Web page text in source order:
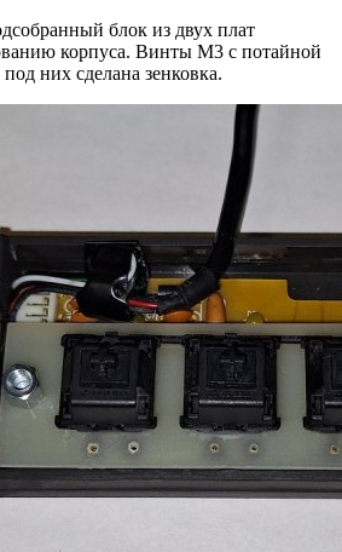
блок из двух плат
корпуса. Винты М3 с потайной
них сделана зенковка.